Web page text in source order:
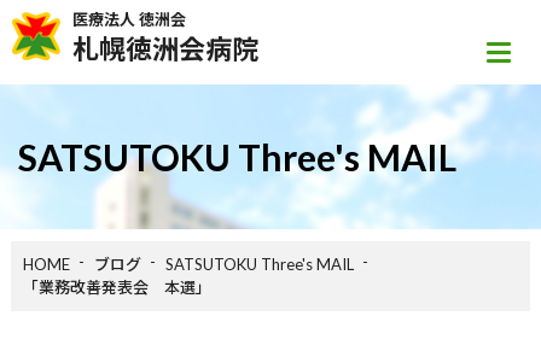
医療法人 徳洲会
札幌徳洲会病院
SATSUTOKU Three's MAIL
HOME ブログ
SATSUTOKU Three's MAIL
「業務改善発表会 本選」